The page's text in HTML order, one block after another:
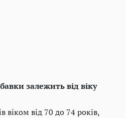
залежить від віку
віком від 70 до 74 років,